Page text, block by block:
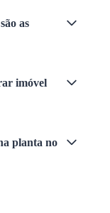
as
imóvel
planta no